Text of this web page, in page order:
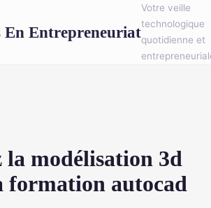
En Entrepreneuriat
Votre veille
technologique
quotidienne et
modélisation 3d
formation autocad